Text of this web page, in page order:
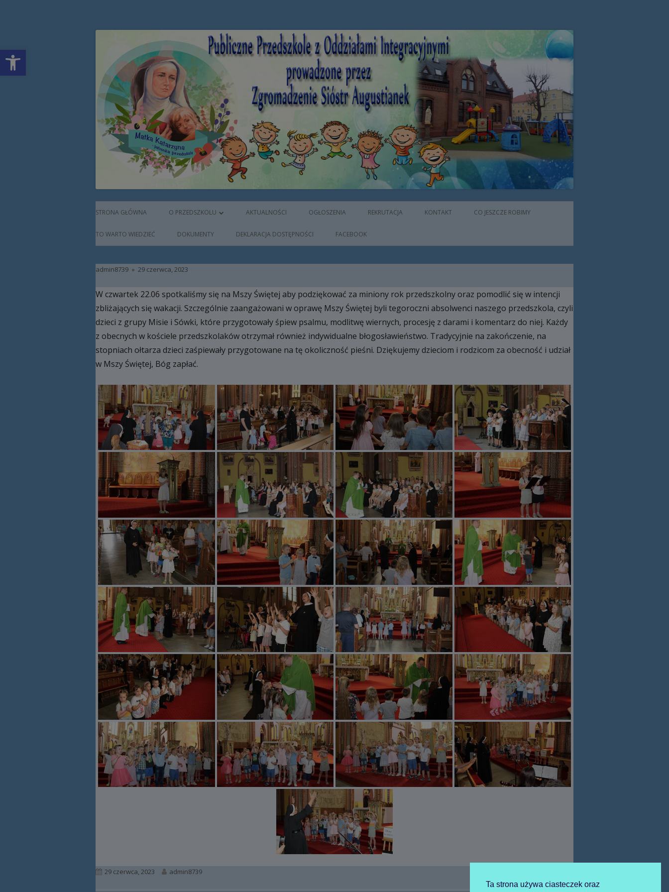
Open toolbar
Publiczne Przedszkole z Oddziałami Integracyjnymi prowadzone przez Zgromadzenie Sióstr
Augustianek
Menu
główne
STRONA GŁÓWNA O PRZEDSZKOLU
HISTORIA
RAMOWY PLAN DNIA
ZAJĘCIA
PRACA Z DZIECKIEM
NIEPEŁNOSPRAWNYM
BAZA LOKALOWA
RODO
AKTUALNOŚCI OGŁOSZENIA REKRUTACJA KONTAKT CO JESZCZE ROBIMY
TO WARTO WIEDZIEĆ DOKUMENTY DEKLARACJA DOSTĘPNOŚCI FACEBOOK
Autor
admin8739 Opublikowano
29 czerwca, 2023
W czwartek 22.06 spotkaliśmy się na Mszy Świętej aby podziękować za miniony rok przedszkolny oraz pomodlić się w intencji
zbliżających się wakacji. Szczególnie zaangażowani w oprawę Mszy Świętej byli tegoroczni absolwenci naszego przedszkola, czyli
dzieci z grupy Misie i Sówki, które przygotowały śpiew psalmu, modlitwę wiernych, procesję z darami i komentarz do niej. Każdy
z obecnych w kościele przedszkolaków otrzymał również indywidualne błogosławieństwo. Tradycyjnie na zakończenie, na
stopniach ołtarza dzieci zaśpiewały przygotowane na tę okoliczność pieśni. Dziękujemy dzieciom i rodzicom za obecność i udział
w Mszy Świętej, Bóg zapłać.
Opublikowano
29 czerwca, 2023 Autor
admin8739
Ta strona używa ciasteczek oraz